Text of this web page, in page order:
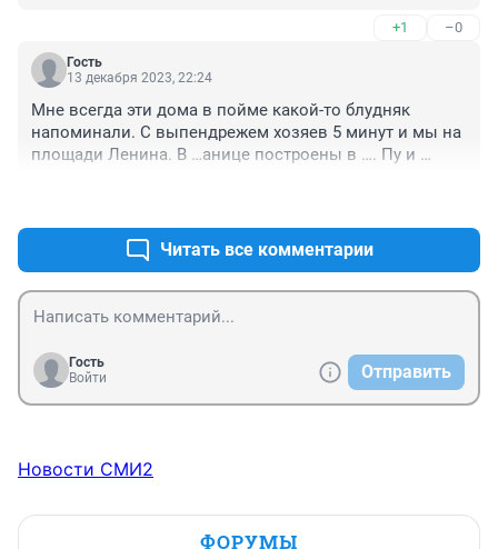
+1 –0
Гость
13 декабря 2023, 22:24
Мне всегда эти дома в пойме какой-то блудняк
напоминали. С выпендрежем хозяев 5 минут и мы на
площади Ленина. В …анице построены в …. Пу и
Читать все комментарии
Гость
Войти
Отправить
Новости СМИ2
ФОРУМЫ